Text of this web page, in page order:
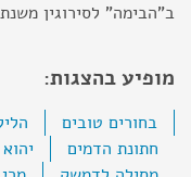
ב"הבימה" לסירוגין משנת 1980.
מופיע בהצגות:
בחורים טובים
חתונת הדמים
יהוא